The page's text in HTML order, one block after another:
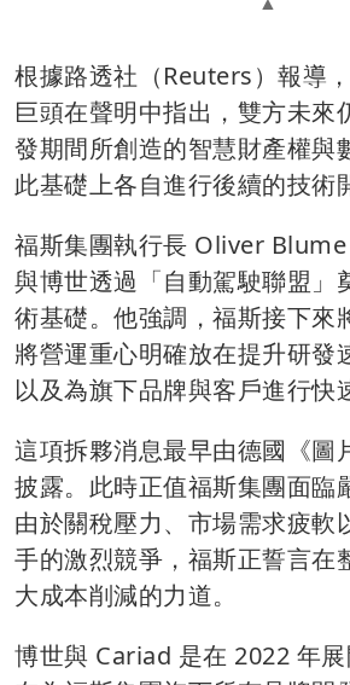
根據路透社（Reuters）報導
巨頭在聲明中指出，雙方未來
發期間所創造的智慧財產權與
此基礎上各自進行後續的技術
福斯集團執行長 Oliver
與博世透過「自動駕駛聯盟」
術基礎。他強調，福斯接下來
將營運重心明確放在提升研發
以及為旗下品牌與客戶進行快
這項拆夥消息最早由德國《圖
披露。此時正值福斯集團面臨
由於關稅壓力、市場需求疲軟
手的激烈競爭，福斯正誓言在
大成本削減的力道。
博世與 Cariad 是在 2022 年